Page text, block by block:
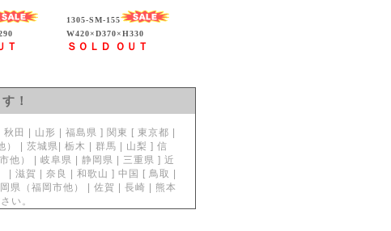
Ｔ
1305-SM-155
W420×D370×H330
ＳＯＬＤ ＯＵＴ
！
田 | 山形 | 福島県 ] 関東 [ 東京都 |
） | 茨城県| 栃木 | 群馬 | 山梨 ] 信
他） | 岐阜県 | 静岡県 | 三重県 ] 近
| 滋賀 | 奈良 | 和歌山 ] 中国 [ 鳥取 |
県（福岡市他） | 佐賀 | 長崎 | 熊本
い。